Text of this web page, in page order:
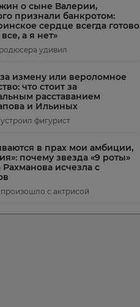
о сыне Валерии,
признали банкротом:
сердце всегда готово
все, а я нет»
удивил
измену или вероломное
что стоит за
расставанием
и Ильиных
фигурист
в прах мои амбиции,
почему звезда «9 роты»
исчезла с
произошло с актрисой